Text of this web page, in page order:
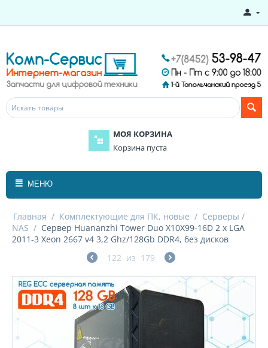
МОЯ КОРЗИНА
Корзина пуста
МЕНЮ
Главная / Комплектующие для ПК, новые / Серверы /
NAS / Сервер Huananzhi Tower Duo X10X99-16D 2 x LGA
2011-3 Xeon 2667 v4 3,2 Ghz/128Gb DDR4, без дисков
122 из 179